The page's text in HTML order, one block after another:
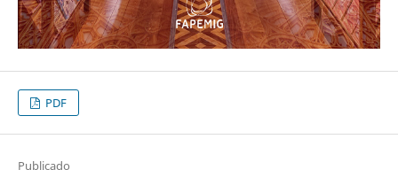
PDF
Publicado